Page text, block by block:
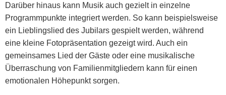
Darüber hinaus kann Musik auch gezielt in einzelne
Programmpunkte integriert werden. So kann beispielsweise
ein Lieblingslied des Jubilars gespielt werden, während
eine kleine Fotopräsentation gezeigt wird. Auch ein
gemeinsames Lied der Gäste oder eine musikalische
Überraschung von Familienmitgliedern kann für einen
emotionalen Höhepunkt sorgen.